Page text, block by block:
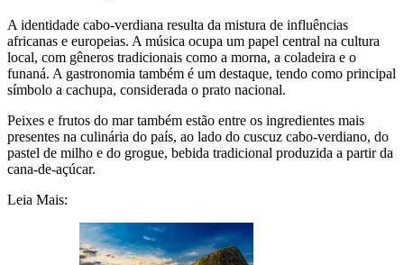
A identidade cabo-verdiana resulta da mistura de influências
africanas e europeias. A música ocupa um papel central na cultura
local, com gêneros tradicionais como a morna, a coladeira e o
funaná. A gastronomia também é um destaque, tendo como principal
símbolo a cachupa, considerada o prato nacional.
Peixes e frutos do mar também estão entre os ingredientes mais
presentes na culinária do país, ao lado do cuscuz cabo-verdiano, do
pastel de milho e do grogue, bebida tradicional produzida a partir da
cana-de-açúcar.
Leia Mais: